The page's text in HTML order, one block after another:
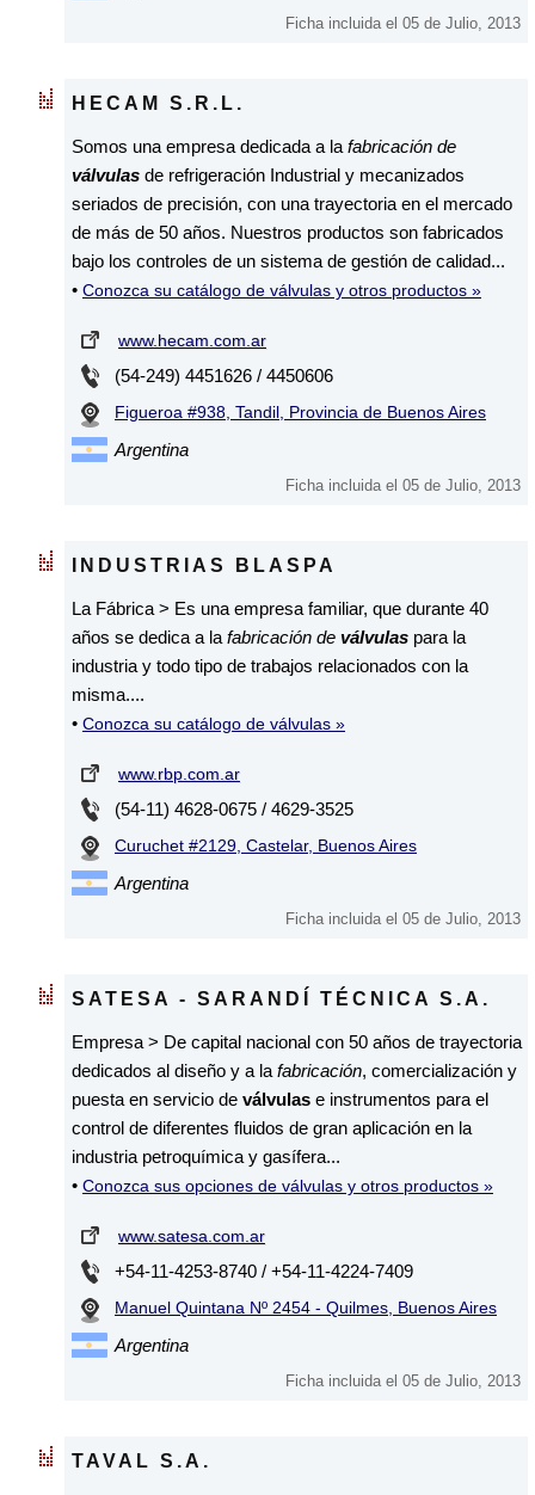
Ficha incluida el 05 de Julio, 2013
HECAM S.R.L.
Somos una empresa dedicada a la fabricación de
válvulas de refrigeración Industrial y mecanizados
seriados de precisión, con una trayectoria en el mercado
de más de 50 años. Nuestros productos son fabricados
bajo los controles de un sistema de gestión de calidad...
• Conozca su catálogo de válvulas y otros productos »
www.hecam.com.ar
(54-249) 4451626 / 4450606
Figueroa #938, Tandil, Provincia de Buenos Aires
Argentina
Ficha incluida el 05 de Julio, 2013
INDUSTRIAS BLASPA
La Fábrica > Es una empresa familiar, que durante 40
años se dedica a la fabricación de válvulas para la
industria y todo tipo de trabajos relacionados con la
misma....
• Conozca su catálogo de válvulas »
www.rbp.com.ar
(54-11) 4628-0675 / 4629-3525
Curuchet #2129, Castelar, Buenos Aires
Argentina
Ficha incluida el 05 de Julio, 2013
SATESA - SARANDÍ TÉCNICA S.A.
Empresa > De capital nacional con 50 años de trayectoria
dedicados al diseño y a la fabricación, comercialización y
puesta en servicio de válvulas e instrumentos para el
control de diferentes fluidos de gran aplicación en la
industria petroquímica y gasífera...
• Conozca sus opciones de válvulas y otros productos »
www.satesa.com.ar
+54-11-4253-8740 / +54-11-4224-7409
Manuel Quintana Nº 2454 - Quilmes, Buenos Aires
Argentina
Ficha incluida el 05 de Julio, 2013
TAVAL S.A.